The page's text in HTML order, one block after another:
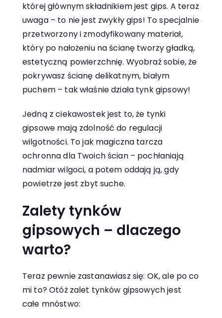
której głównym składnikiem jest gips. A teraz
uwaga – to nie jest zwykły gips! To specjalnie
przetworzony i zmodyfikowany materiał,
który po nałożeniu na ścianę tworzy gładką,
estetyczną powierzchnię. Wyobraź sobie, że
pokrywasz ścianę delikatnym, białym
puchem – tak właśnie działa tynk gipsowy!
Jedną z ciekawostek jest to, że tynki
gipsowe mają zdolność do regulacji
wilgotności. To jak magiczna tarcza
ochronna dla Twoich ścian – pochłaniają
nadmiar wilgoci, a potem oddają ją, gdy
powietrze jest zbyt suche.
Zalety tynków
gipsowych – dlaczego
warto?
Teraz pewnie zastanawiasz się: OK, ale po co
mi to? Otóż zalet tynków gipsowych jest
całe mnóstwo: